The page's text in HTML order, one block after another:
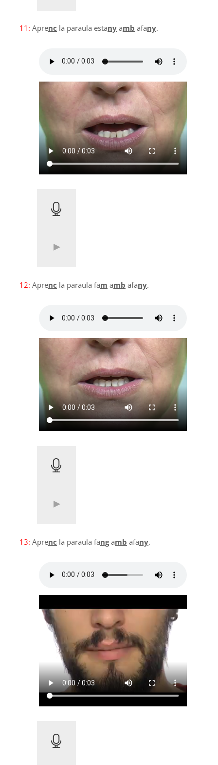
11: Aprenc la paraula estany amb afany.
12: Aprenc la paraula fam amb afany.
13: Aprenc la paraula fangamb afany.